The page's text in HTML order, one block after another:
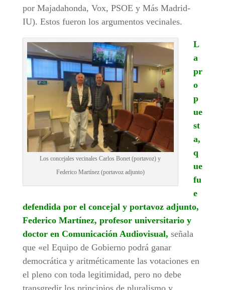
por Majadahonda, Vox, PSOE y Más Madrid-
IU). Estos fueron los argumentos vecinales.
Los concejales vecinales Carlos Bonet (portavoz) y
Federico Martínez (portavoz adjunto)
L
a
pr
o
p
ue
st
a,
q
ue
fu
e
defendida por el concejal y portavoz adjunto,
Federico Martínez, profesor universitario y
doctor en Comunicación Audiovisual, señala
que «el Equipo de Gobierno podrá ganar
democrática y aritméticamente las votaciones en
el pleno con toda legitimidad, pero no debe
transgredir los principios de pluralismo y